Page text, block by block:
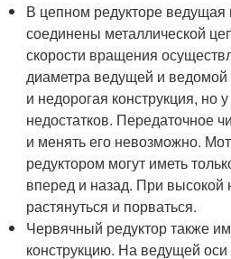
В цепном редукторе ведущая
соединены металлической
скорости вращения
диаметра ведущей и ведомой
и недорогая конструкция, но
недостатков. Передаточное
и менять его невозможно.
редуктором могут иметь
вперед и назад. При высокой
растянуться и порваться.
Червячный редуктор также
конструкцию. На ведущей оси